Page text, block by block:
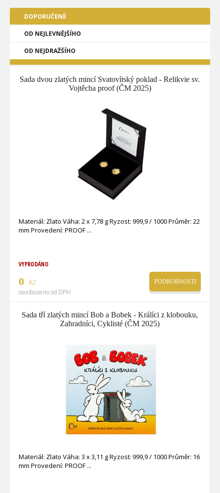
DOPORUČENÉ
OD NEJLEVNĚJŠÍHO
OD NEJDRAŽŠÍHO
Sada dvou zlatých mincí Svatovítský poklad - Relikvie sv.
Vojtěcha proof (ČM 2025)
Materiál: Zlato Váha: 2 x 7,78 g Ryzost: 999,9 / 1000 Průměr: 22
mm Provedení: PROOF
VYPRODÁNO
0 Kč
osvobozeno od DPH
PODROBNOSTI
Sada tří zlatých mincí Bob a Bobek - Králíci z klobouku,
Zahradníci, Cyklisté (ČM 2025)
Materiál: Zlato Váha: 3 x 3,11 g Ryzost: 999,9 / 1000 Průměr: 16
mm Provedení: PROOF